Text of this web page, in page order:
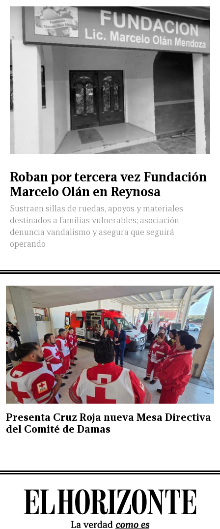
Roban por tercera vez Fundación
Marcelo Olán en Reynosa
Sustraen sillas de ruedas, apoyos y materiales
destinados a familias vulnerables; asociación
denuncia vandalismo y asegura que seguirá
operando
Presenta Cruz Roja nueva Mesa Directiva
del Comité de Damas